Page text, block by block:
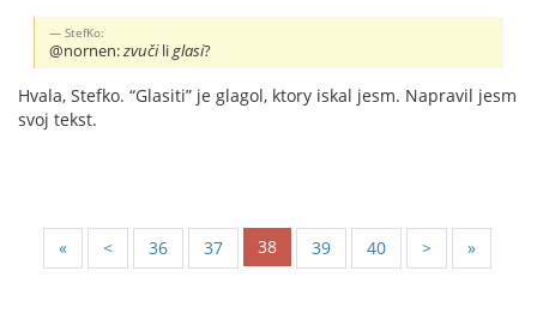
StefKo:
@nornen:zvučiliglasi?
Hvala, Stefko. “Glasiti” je glagol, ktory iskal jesm. Napravil jesm
svoj tekst.
« < 36 37 38 39 40 > »